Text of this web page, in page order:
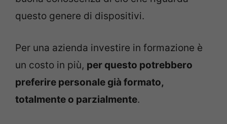
questo genere di dispositivi.
Per una azienda investire in formazione è
un costo in più, per questo potrebbero
preferire personale già formato,
totalmente o parzialmente.